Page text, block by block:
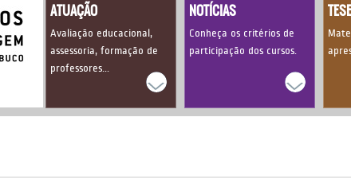
ATUAÇÃO
Avaliação educacional,
assessoria, formação de
professores...
NOTÍCIAS
Conheça os critérios de
participação dos cursos.